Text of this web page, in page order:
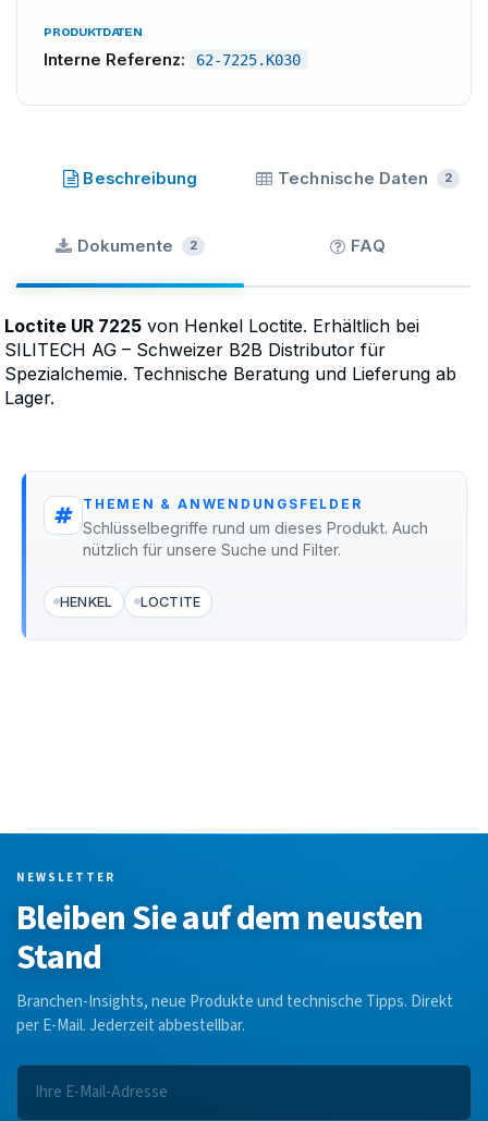
PRODUKTDATEN
Interne Referenz: 62-7225.K030
Beschreibung Technische Daten 2
Dokumente 2 FAQ
Loctite UR 7225 von Henkel Loctite. Erhältlich bei
SILITECH AG – Schweizer B2B Distributor für
Spezialchemie. Technische Beratung und Lieferung ab
Lager.
THEMEN & ANWENDUNGSFELDER
Schlüsselbegriffe rund um dieses Produkt. Auch
nützlich für unsere Suche und Filter.
HENKEL LOCTITE
NEWSLETTER
Bleiben Sie auf dem neusten
Stand
Branchen-Insights, neue Produkte und technische Tipps. Direkt
per E-Mail. Jederzeit abbestellbar.